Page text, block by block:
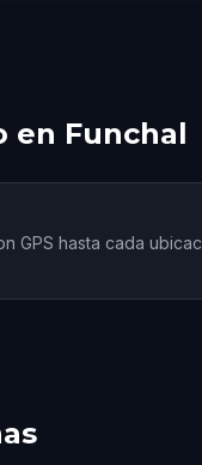
en Funchal
GPS hasta cada